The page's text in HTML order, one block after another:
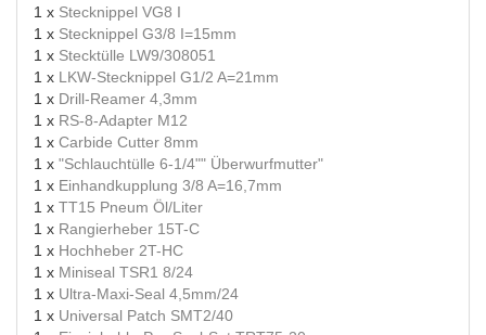
1 x Stecknippel VG8 I
1 x Stecknippel G3/8 I=15mm
1 x Stecktülle LW9/308051
1 x LKW-Stecknippel G1/2 A=21mm
1 x Drill-Reamer 4,3mm
1 x RS-8-Adapter M12
1 x Carbide Cutter 8mm
1 x "Schlauchtülle 6-1/4"" Überwurfmutter"
1 x Einhandkupplung 3/8 A=16,7mm
1 x TT15 Pneum Öl/Liter
1 x Rangierheber 15T-C
1 x Hochheber 2T-HC
1 x Miniseal TSR1 8/24
1 x Ultra-Maxi-Seal 4,5mm/24
1 x Universal Patch SMT2/40